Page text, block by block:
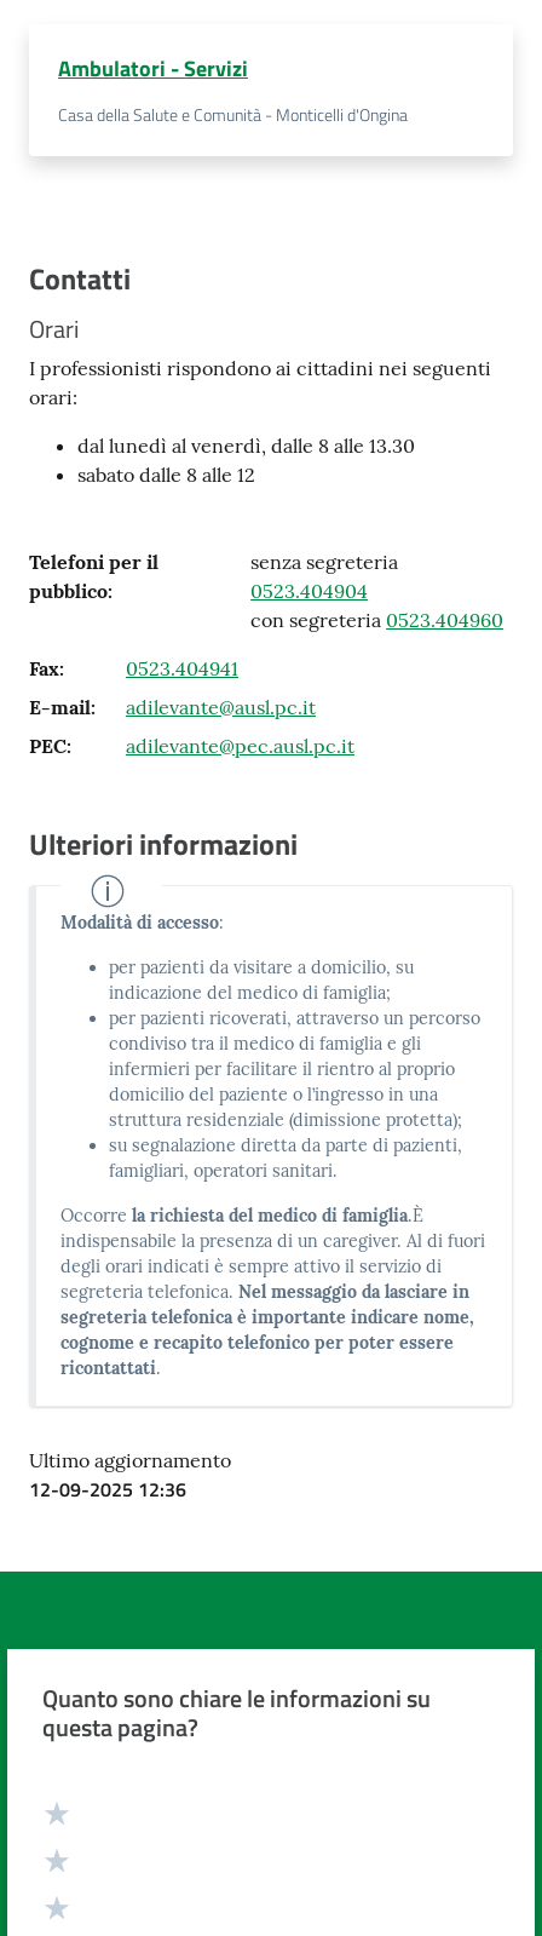
ed Enti
su
Ambulatori - Servizi
Casa della Salute e Comunità - Monticelli d'Ongina
Contatti
Orari
I professionisti rispondono ai cittadini nei seguenti
orari:
dal lunedì al venerdì, dalle 8 alle 13.30
sabato dalle 8 alle 12
Telefoni per il
pubblico:
senza segreteria
0523.404904
con segreteria 0523.404960
Fax:
0523.404941
E-mail:
adilevante@ausl.pc.it
PEC: adilevante@pec.ausl.pc.it
Ulteriori informazioni
Modalità di accesso:
per pazienti da visitare a domicilio, su
indicazione del medico di famiglia;
per pazienti ricoverati, attraverso un percorso
condiviso tra il medico di famiglia e gli
infermieri per facilitare il rientro al proprio
domicilio del paziente o l’ingresso in una
struttura residenziale (dimissione protetta);
su segnalazione diretta da parte di pazienti,
famigliari, operatori sanitari.
Occorrela richiesta del medico di famiglia.È
indispensabile la presenza di un caregiver. Al di fuori
degli orari indicati è sempre attivo il servizio di
segreteria telefonica.Nel messaggio da lasciare in
segreteria telefonica è importante indicare nome,
cognome e recapito telefonico per poter essere
ricontattati.
Ultimo aggiornamento
12-09-2025 12:36
Quanto sono chiare le informazioni su
questa pagina?